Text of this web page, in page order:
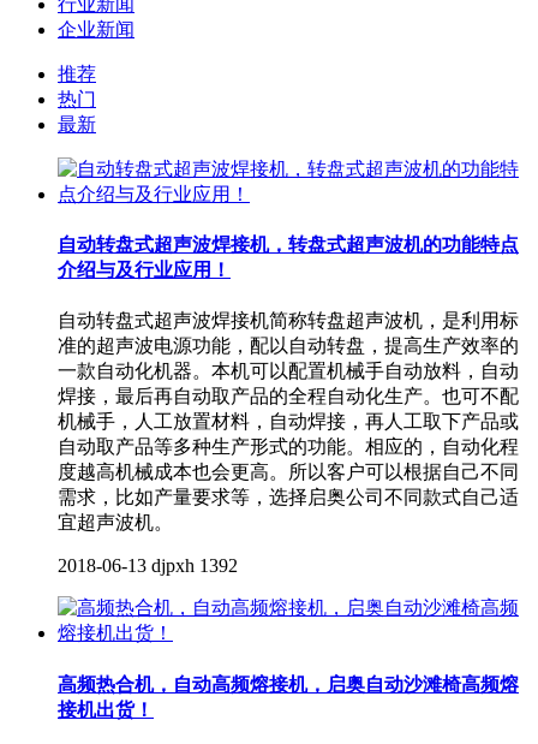
企业新闻
推荐
热门
最新
自动转盘式超声波焊接机，转盘式超声波机的功能特点
介绍与及行业应用！
自动转盘式超声波焊接机简称转盘超声波机，是利用标
准的超声波电源功能，配以自动转盘，提高生产效率的
一款自动化机器。本机可以配置机械手自动放料，自动
焊接，最后再自动取产品的全程自动化生产。也可不配
机械手，人工放置材料，自动焊接，再人工取下产品或
自动取产品等多种生产形式的功能。相应的，自动化程
度越高机械成本也会更高。所以客户可以根据自己不同
需求，比如产量要求等，选择启奥公司不同款式自己适
宜超声波机。
2018-06-13 djpxh 1392
高频热合机，自动高频熔接机，启奥自动沙滩椅高频熔
接机出货！